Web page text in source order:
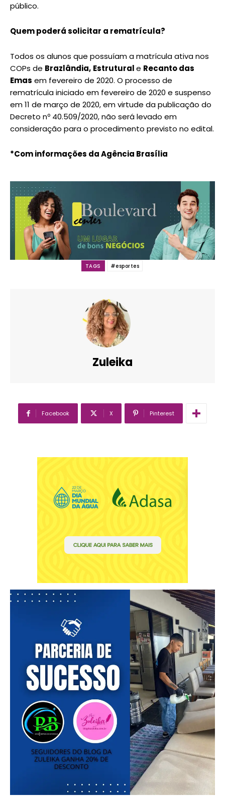
público.
Quem poderá solicitar a rematrícula?
Todos os alunos que possuíam a matrícula ativa nos
COPs de Brazlândia, Estruturale Recanto das
Emas em fevereiro de 2020. O processo de
rematrícula iniciado em fevereiro de 2020 e suspenso
em 11 de março de 2020, em virtude da publicação do
Decreto nº 40.509/2020, não será levado em
consideração para o procedimento previsto no edital.
*Com informações da Agência Brasília
TAGS #esportes
Zuleika
Facebook X Pinterest